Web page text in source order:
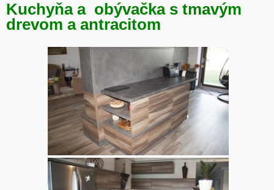
Kuchyňa a obývačka s tmavým
drevom a antracitom